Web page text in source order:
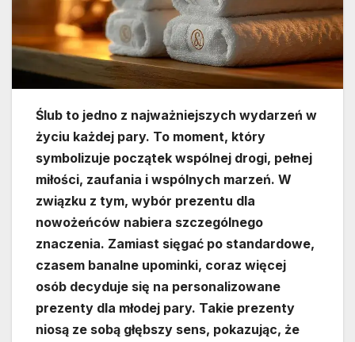
Ślub to jedno z najważniejszych wydarzeń w
życiu każdej pary. To moment, który
symbolizuje początek wspólnej drogi, pełnej
miłości, zaufania i wspólnych marzeń. W
związku z tym, wybór prezentu dla
nowożeńców nabiera szczególnego
znaczenia. Zamiast sięgać po standardowe,
czasem banalne upominki, coraz więcej
osób decyduje się na personalizowane
prezenty dla młodej pary. Takie prezenty
niosą ze sobą głębszy sens, pokazując, że